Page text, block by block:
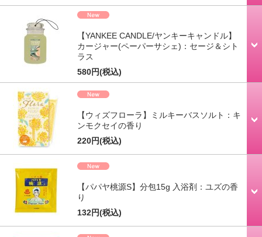
【YANKEE CANDLE/ヤンキーキャンドル】
カージャー(ペーパーサシェ)：セージ＆シト
ラス
580円(税込)
【ウィズフローラ】ミルキーバスソルト：キ
ンモクセイの香り
220円(税込)
【パパヤ桃源S】分包15g 入浴剤：ユズの香
り
132円(税込)